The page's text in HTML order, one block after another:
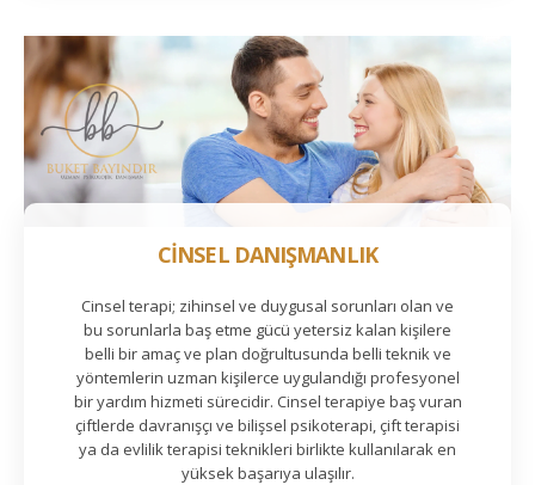
CİNSEL DANIŞMANLIK
Cinsel terapi; zihinsel ve duygusal sorunları olan ve
bu sorunlarla baş etme gücü yetersiz kalan kişilere
belli bir amaç ve plan doğrultusunda belli teknik ve
yöntemlerin uzman kişilerce uygulandığı profesyonel
bir yardım hizmeti sürecidir. Cinsel terapiye baş vuran
çiftlerde davranışçı ve bilişsel psikoterapi, çift terapisi
ya da evlilik terapisi teknikleri birlikte kullanılarak en
yüksek başarıya ulaşılır.